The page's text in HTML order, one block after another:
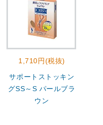
1,710円(税抜)
サポートストッキン
グSS～S パールブラ
ウン